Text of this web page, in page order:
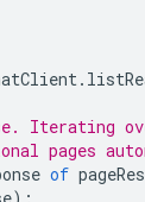
.
Iterating
pages
of